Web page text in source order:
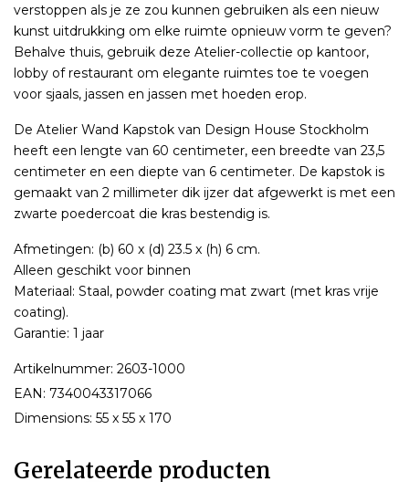
verstoppen als je ze zou kunnen gebruiken als een nieuw
kunst uitdrukking om elke ruimte opnieuw vorm te geven?
Behalve thuis, gebruik deze Atelier-collectie op kantoor,
lobby of restaurant om elegante ruimtes toe te voegen
voor sjaals, jassen en jassen met hoeden erop.
De Atelier Wand Kapstok van Design House Stockholm
heeft een lengte van 60 centimeter, een breedte van 23,5
centimeter en een diepte van 6 centimeter. De kapstok is
gemaakt van 2 millimeter dik ijzer dat afgewerkt is met een
zwarte poedercoat die kras bestendig is.
Afmetingen: (b) 60 x (d) 23.5 x (h) 6 cm.
Alleen geschikt voor binnen
Materiaal: Staal, powder coating mat zwart (met kras vrije
coating).
Garantie: 1 jaar
Artikelnummer: 2603-1000
EAN: 7340043317066
Dimensions: 55 x 55 x 170
Gerelateerde producten